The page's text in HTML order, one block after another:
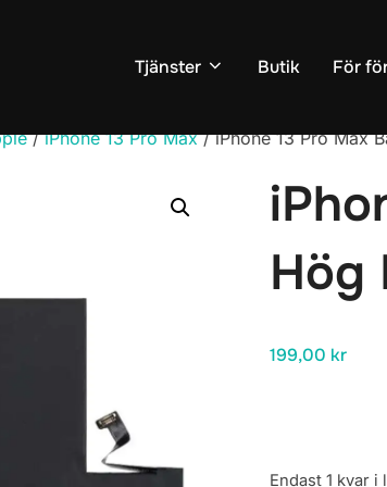
Tjänster Butik För
/iPhone 13 Pro Max/ iPhone 13 Pro Max
Hög
199,00 kr
Endast 1 kvar i